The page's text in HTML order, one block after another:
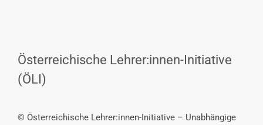
Österreichische Lehrer:innen-Initiative
(ÖLI)
© Österreichische Lehrer:innen-Initiative – Unabhängige